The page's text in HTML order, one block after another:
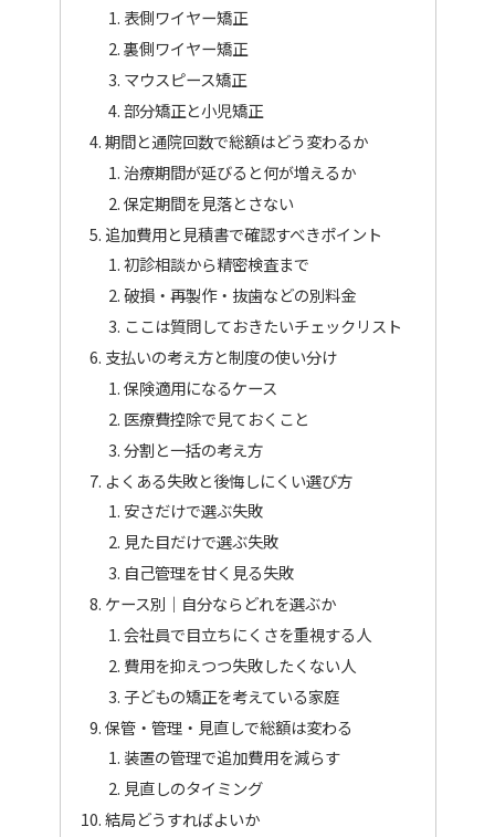
表側ワイヤー矯正
裏側ワイヤー矯正
マウスピース矯正
部分矯正と小児矯正
期間と通院回数で総額はどう変わるか
治療期間が延びると何が増えるか
保定期間を見落とさない
追加費用と見積書で確認すべきポイント
初診相談から精密検査まで
破損・再製作・抜歯などの別料金
ここは質問しておきたいチェックリスト
支払いの考え方と制度の使い分け
保険適用になるケース
医療費控除で見ておくこと
分割と一括の考え方
よくある失敗と後悔しにくい選び方
安さだけで選ぶ失敗
見た目だけで選ぶ失敗
自己管理を甘く見る失敗
ケース別｜自分ならどれを選ぶか
会社員で目立ちにくさを重視する人
費用を抑えつつ失敗したくない人
子どもの矯正を考えている家庭
保管・管理・見直しで総額は変わる
装置の管理で追加費用を減らす
見直しのタイミング
結局どうすればよいか